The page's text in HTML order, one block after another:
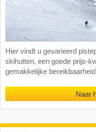
Hier vindt u gevarieerd
skihutten, een goede prijs-
gemakkelijke
Naar